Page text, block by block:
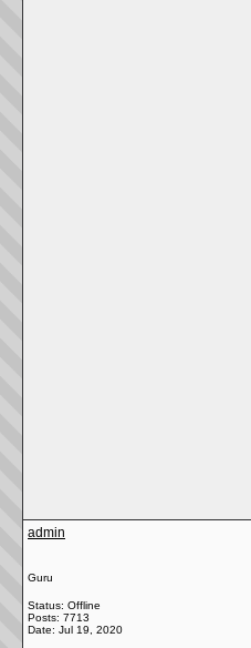
admin
Guru
Status: Offline
Posts: 7713
Date: Jul 19, 2020